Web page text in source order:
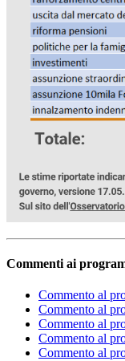
Commenti ai
Commento al
Commento al
Commento al
Commento al
Commento al